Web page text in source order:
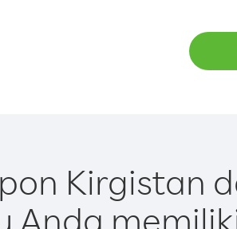
Kirgistan
Anda